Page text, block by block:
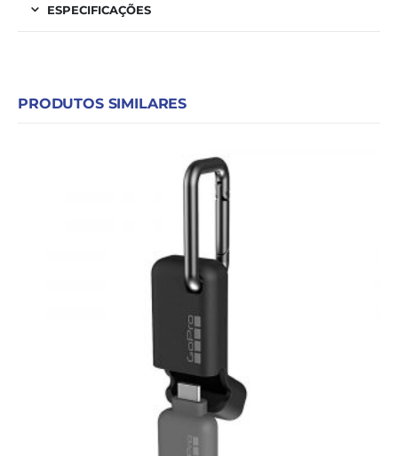
ESPECIFICAÇÕES
PRODUTOS SIMILARES